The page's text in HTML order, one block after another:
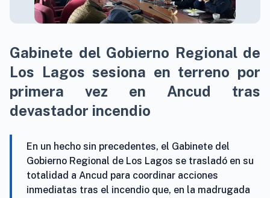
Gabinete del Gobierno Regional de
Los Lagos sesiona en terreno por
primera vez en Ancud tras
devastador incendio
En un hecho sin precedentes, el Gabinete del
Gobierno Regional de Los Lagos se trasladó en su
totalidad a Ancud para coordinar acciones
inmediatas tras el incendio que, en la madrugada